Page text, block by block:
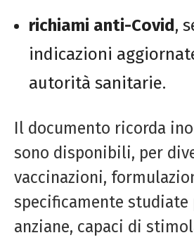
richiami anti-Covid,
indicazioni
autorità sanitarie.
Il documento ricorda
sono disponibili, per
vaccinazioni,
specificamente studiate
anziane, capaci di